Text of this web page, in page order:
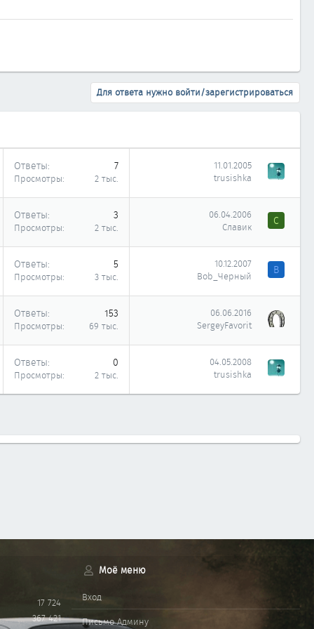
Для ответа нужно войти/зарегистрироваться
Ответы 7
Просмотры 2 тыс.
11.01.2005
trusishka
Ответы 3
Просмотры 2 тыс.
06.04.2006
Славик
С
Ответы 5
Просмотры 3 тыс.
10.12.2007
Bob_Черный
B
Ответы 153
Просмотры 69 тыс.
06.06.2016
SergeyFavorit
Ответы 0
Просмотры 2 тыс.
04.05.2008
trusishka
17 724
367 421
Моё меню
Вход
Письмо Админу